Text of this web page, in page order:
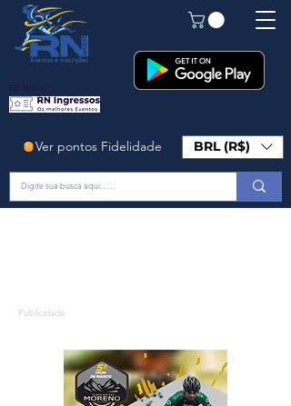
Em Breve!
Ver pontos Fidelidade BRL (R$)
Publicidade